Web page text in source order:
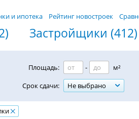
и ипотека Рейтинг новостроек
Застройщики (412)
Площадь: -
м²
Срок сдачи:
Не выбрано